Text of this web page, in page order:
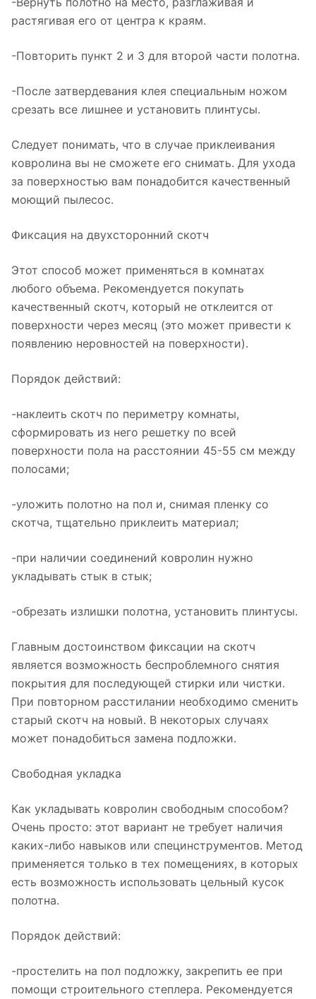
растягивая его от центра к краям.
-Повторить пункт 2 и 3 для второй части полотна.
-После затвердевания клея специальным ножом
срезать все лишнее и установить плинтусы.
Следует понимать, что в случае приклеивания
ковролина вы не сможете его снимать. Для ухода
за поверхностью вам понадобится качественный
моющий пылесос.
Фиксация на двухсторонний скотч
Этот способ может применяться в комнатах
любого объема. Рекомендуется покупать
качественный скотч, который не отклеится от
поверхности через месяц (это может привести к
появлению неровностей на поверхности).
Порядок действий:
-наклеить скотч по периметру комнаты,
сформировать из него решетку по всей
поверхности пола на расстоянии 45-55 см между
полосами;
-уложить полотно на пол и, снимая пленку со
скотча, тщательно приклеить материал;
-при наличии соединений ковролин нужно
укладывать стык в стык;
-обрезать излишки полотна, установить плинтусы.
Главным достоинством фиксации на скотч
является возможность беспроблемного снятия
покрытия для последующей стирки или чистки.
При повторном расстилании необходимо сменить
старый скотч на новый. В некоторых случаях
может понадобиться замена подложки.
Свободная укладка
Как укладывать ковролин свободным способом?
Очень просто: этот вариант не требует наличия
каких-либо навыков или специнструментов. Метод
применяется только в тех помещениях, в которых
есть возможность использовать цельный кусок
полотна.
Порядок действий:
-простелить на пол подложку, закрепить ее при
помощи строительного степлера. Рекомендуется